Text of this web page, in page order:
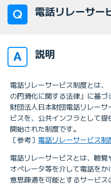
電話リレーサー
説明
電話リレーサービス制度とは
の円滑化に関する法律」に基
財団法人日本財団電話リレー
ビスを、公共インフラとして
開始された制度です。
［参考］ 電話リレーサービス制
電話リレーサービスとは、聴
オペレータ等を介して電話を
意思疎通を可能とするサービス